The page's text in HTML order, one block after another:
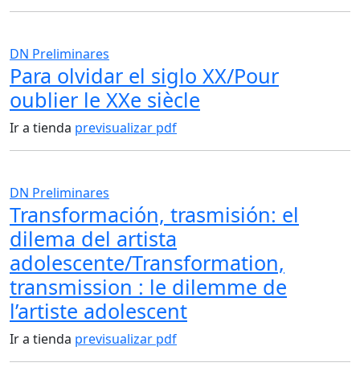
DN Preliminares
Para olvidar el siglo XX/Pour
oublier le XXe siècle
Ir a tienda previsualizar pdf
DN Preliminares
Transformación, trasmisión: el
dilema del artista
adolescente/Transformation,
transmission : le dilemme de
l’artiste adolescent
Ir a tienda previsualizar pdf